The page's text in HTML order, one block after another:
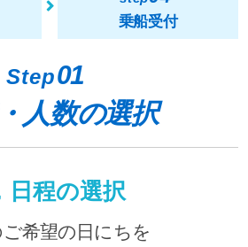
乗船受付
Step01
人数の選択
日程の選択
希望の日にちを